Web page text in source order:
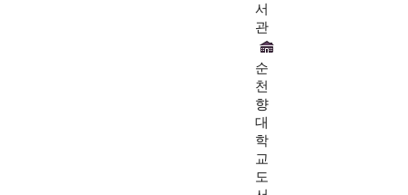
서
관
순
천
향
대
학
교
도